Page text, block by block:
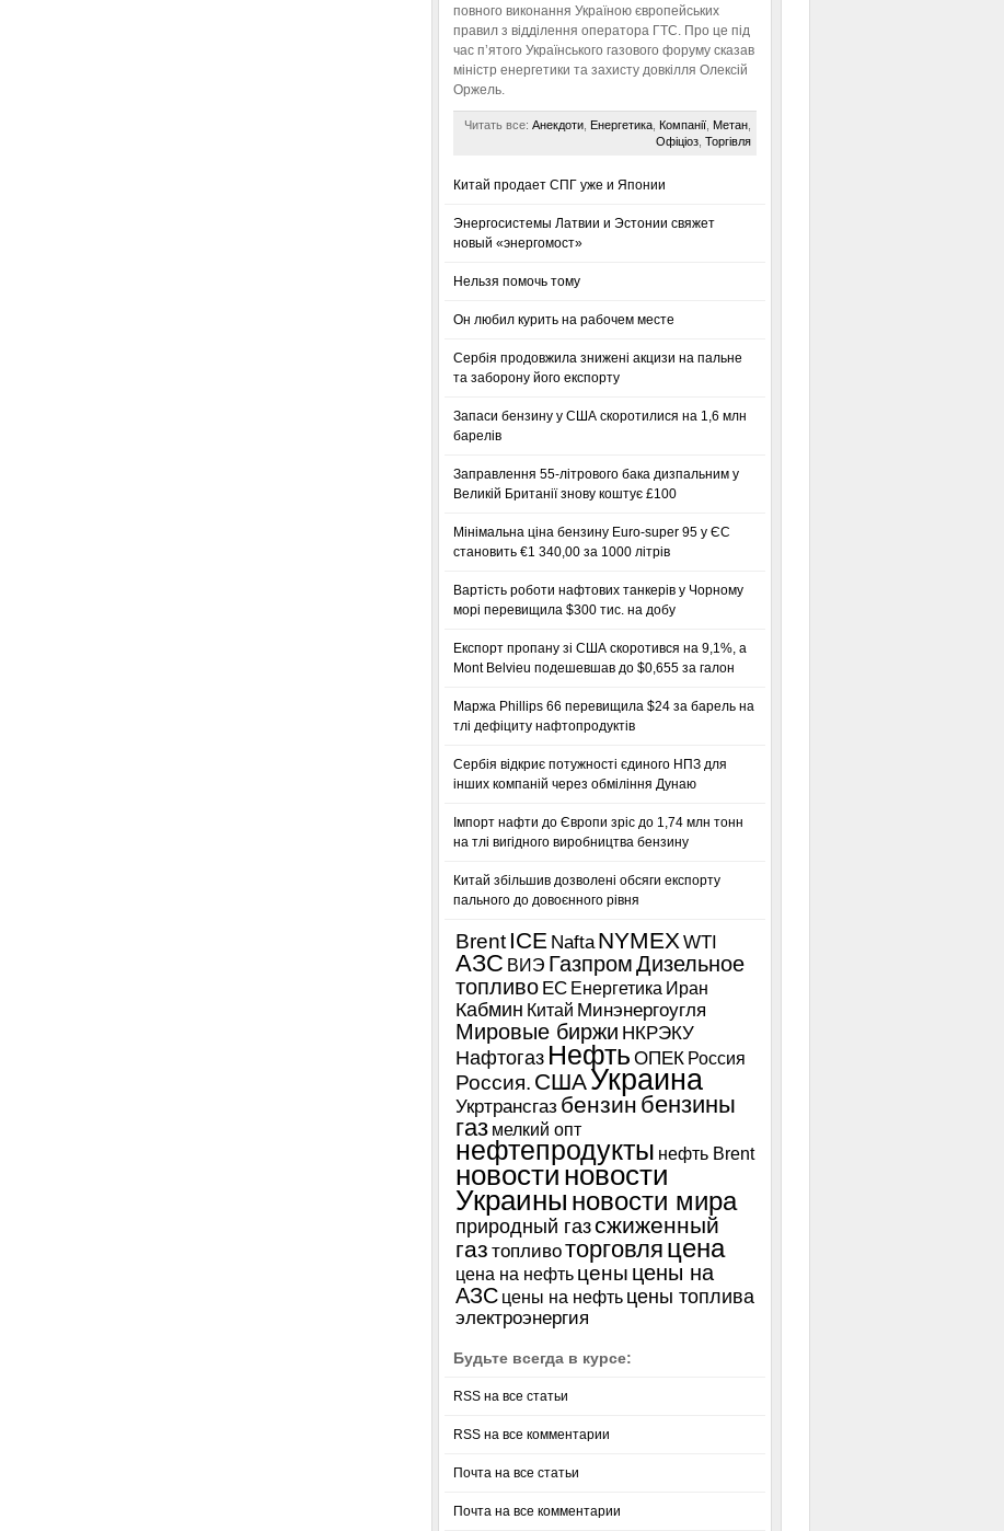
повного виконання Україною європейських
правил з відділення оператора ГТС. Про це під
час п’ятого Українського газового форуму сказав
міністр енергетики та захисту довкілля Олексій
Оржель.
Читать все: Анекдоти, Енергетика, Компанії, Метан,
Офіціоз, Торгівля
Китай продает СПГ уже и Японии
Энергосистемы Латвии и Эстонии свяжет
новый «энергомост»
Нельзя помочь тому
Он любил курить на рабочем месте
Сербія продовжила знижені акцизи на пальне
та заборону його експорту
Запаси бензину у США скоротилися на 1,6 млн
барелів
Заправлення 55-літрового бака дизпальним у
Великій Британії знову коштує £100
Мінімальна ціна бензину Euro-super 95 у ЄС
становить €1 340,00 за 1000 літрів
Вартість роботи нафтових танкерів у Чорному
морі перевищила $300 тис. на добу
Експорт пропану зі США скоротився на 9,1%, а
Mont Belvieu подешевшав до $0,655 за галон
Маржа Phillips 66 перевищила $24 за барель на
тлі дефіциту нафтопродуктів
Сербія відкриє потужності єдиного НПЗ для
інших компаній через обміління Дунаю
Імпорт нафти до Європи зріс до 1,74 млн тонн
на тлі вигідного виробництва бензину
Китай збільшив дозволені обсяги експорту
пального до довоєнного рівня
Brent ICE Nafta NYMEXWTI
АЗС ВИЭ ГазпромДизельное
топливо ЕС Енергетика Иран
Кабмин Китай Минэнергоугля
Мировые биржи НКРЭКУ
Нафтогаз Нефть ОПЕК Россия
Россия. СШАУкраина
Укртрансгаз бензин бензины
газ мелкий опт
нефтепродукты нефть Brent
новости новости
Украины новости мира
природный газсжиженный
газ топливоторговля цена
цена на нефть цены цены на
АЗС цены на нефть цены топлива
электроэнергия
Будьте всегда в курсе:
RSS на все статьи
RSS на все комментарии
Почта на все статьи
Почта на все комментарии